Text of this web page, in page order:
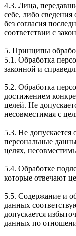
4.3. Лица,
себе, либо
без согласия
соответствии с
5. Принципы
5.1. Обработка
законной и
5.2. Обработка
достижением
целей. Не
несовместимая с
5.3. Не
персональные
целях,
5.4. Обработке
которые отвечают
5.5. Содержание и
данных
допускается
данных по